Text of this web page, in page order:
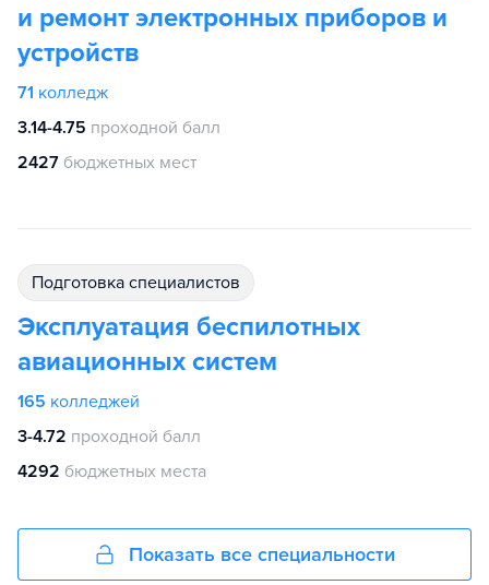
и ремонт электронных приборов и
устройств
71 колледж
3.14-4.75 проходной балл
2427 бюджетных мест
подготовка специалистов
Эксплуатация беспилотных
авиационных систем
165 колледжей
3-4.72 проходной балл
4292 бюджетных места
Показать все специальности